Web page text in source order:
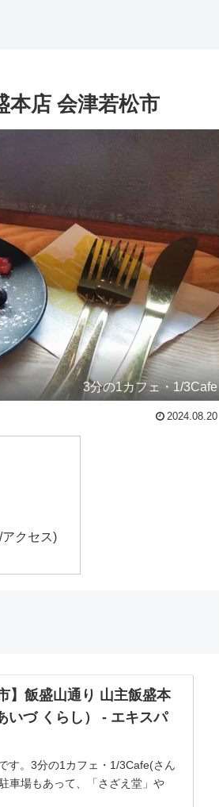
本店 会津若松市
3分の1カフェ・1/3Cafe
2024.08.20
クセス)
】飯盛山通り 山主飯盛本
いづ くらし） - エキスパ
す。3分の1カフェ・1/3Cafe(さん
車場もあって、「さざえ堂」や